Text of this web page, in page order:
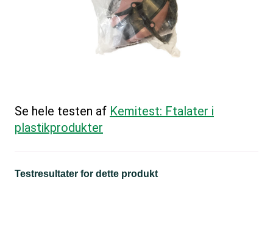
Se hele testen af Kemitest: Ftalater i
plastikprodukter
Testresultater for dette produkt